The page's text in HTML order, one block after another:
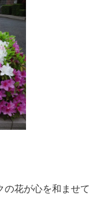
の花が心を和ませて